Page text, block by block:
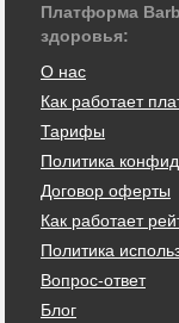
Платформа
здоровья:
О нас
Как работает
Тарифы
Политика
Договор оферты
Как работает
Политика
Вопрос-ответ
Блог